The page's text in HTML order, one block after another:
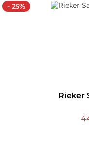
- 25%
Rieker